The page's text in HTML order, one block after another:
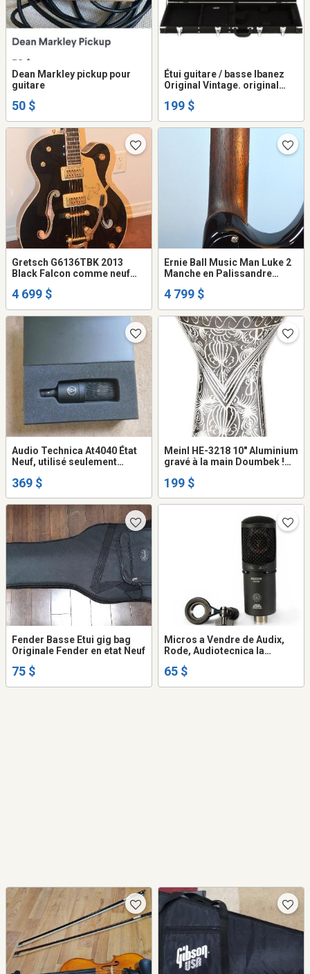
Dean Markley pickup pour
guitare
50 $
Étui guitare / basse Ibanez
Original Vintage. original
199 $
Gretsch G6136TBK 2013
Black Falcon comme neuf
original et le certificat
4 699 $
Ernie Ball Music Man Luke 2
Manche en Palissandre
ULTRA RARE État Mint++
4 799 $
Audio Technica At4040 État
Neuf, utilisé seulement
projet.
369 $
Meinl HE-3218 10" Aluminium
gravé à la main Doumbek !
Djembes
199 $
Fender Basse Etui gig bag
Originale Fender en etat Neuf
75 $
Micros a Vendre de Audix,
Rode, Audiotecnica la
65 $